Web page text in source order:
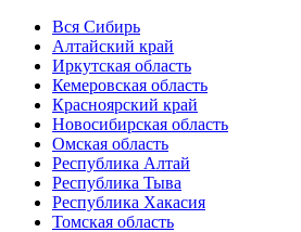
Вся Сибирь
Алтайский край
Иркутская область
Кемеровская область
Красноярский край
Новосибирская область
Омская область
Республика Алтай
Республика Тыва
Республика Хакасия
Томская область